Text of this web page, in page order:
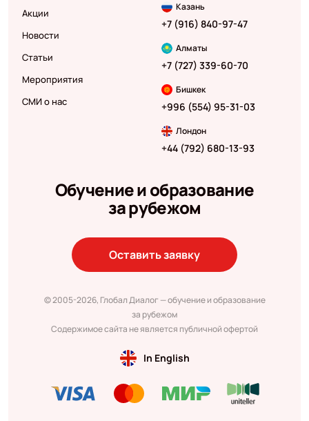
Акции
Новости
Статьи
Мероприятия
СМИ о нас
Казань
+7 (916) 840-97-47
Алматы
+7 (727) 339-60-70
Бишкек
+996 (554) 95-31-03
Лондон
+44 (792) 680-13-93
Обучение и образование
за рубежом
Оставить заявку
© 2005-2026, Глобал Диалог — обучение и образование
за рубежом
Содержимое сайта не является публичной офертой
In English